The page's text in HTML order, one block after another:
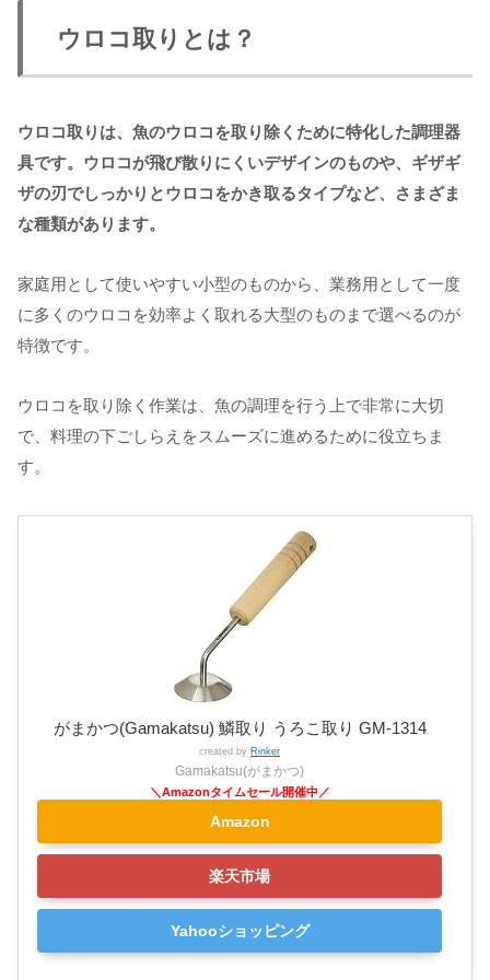
ウロコ取りとは？
ウロコ取りは、魚のウロコを取り除くために特化した調理器
具です。ウロコが飛び散りにくいデザインのものや、ギザギ
ザの刃でしっかりとウロコをかき取るタイプなど、さまざま
な種類があります。
家庭用として使いやすい小型のものから、業務用として一度
に多くのウロコを効率よく取れる大型のものまで選べるのが
特徴です。
ウロコを取り除く作業は、魚の調理を行う上で非常に大切
で、料理の下ごしらえをスムーズに進めるために役立ちま
す。
がまかつ(Gamakatsu) 鱗取り うろこ取り GM-1314
created by Rinker
Gamakatsu(がまかつ)
Amazon
楽天市場
Yahooショッピング